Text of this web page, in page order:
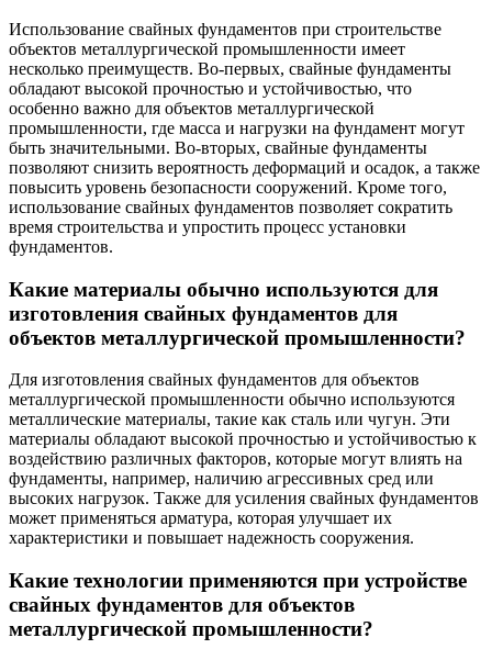
Использование свайных фундаментов при строительстве
объектов металлургической промышленности имеет
несколько преимуществ. Во-первых, свайные фундаменты
обладают высокой прочностью и устойчивостью, что
особенно важно для объектов металлургической
промышленности, где масса и нагрузки на фундамент могут
быть значительными. Во-вторых, свайные фундаменты
позволяют снизить вероятность деформаций и осадок, а также
повысить уровень безопасности сооружений. Кроме того,
использование свайных фундаментов позволяет сократить
время строительства и упростить процесс установки
фундаментов.
Какие материалы обычно используются для
изготовления свайных фундаментов для
объектов металлургической промышленности?
Для изготовления свайных фундаментов для объектов
металлургической промышленности обычно используются
металлические материалы, такие как сталь или чугун. Эти
материалы обладают высокой прочностью и устойчивостью к
воздействию различных факторов, которые могут влиять на
фундаменты, например, наличию агрессивных сред или
высоких нагрузок. Также для усиления свайных фундаментов
может применяться арматура, которая улучшает их
характеристики и повышает надежность сооружения.
Какие технологии применяются при устройстве
свайных фундаментов для объектов
металлургической промышленности?